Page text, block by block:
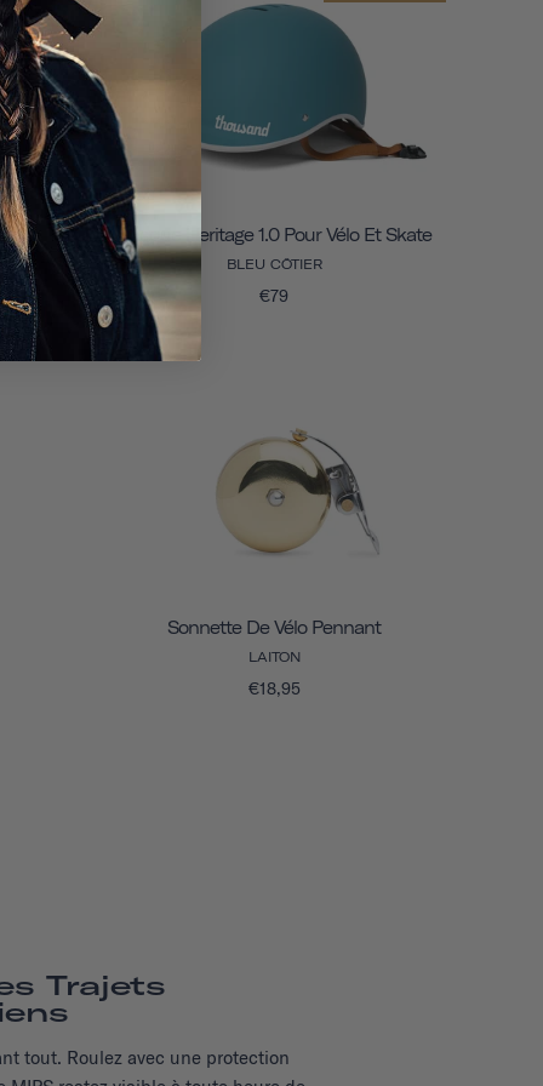
Skate Casque Heritage 1.0 Pour Vélo Et Skate
BLEU CÔTIER
€79
Sonnette De Vélo Pennant
LAITON
€18,95
Trajets
tout. Roulez avec une protection